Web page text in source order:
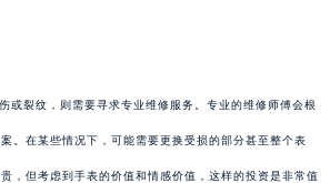
或裂纹，则需要寻求专业维修服务。专业的维修师傅会根
。在某些情况下，可能需要更换受损的部分甚至整个表
，但考虑到手表的价值和情感价值，这样的投资是非常值